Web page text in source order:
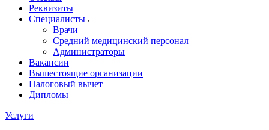
Реквизиты
Специалисты
Врачи
Средний медицинский персонал
Администраторы
Вакансии
Вышестоящие организации
Налоговый вычет
Дипломы
Услуги